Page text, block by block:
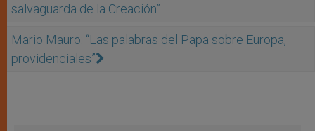
salvaguarda de la Creación”
Mario Mauro: “Las palabras del Papa sobre Europa,
providenciales”